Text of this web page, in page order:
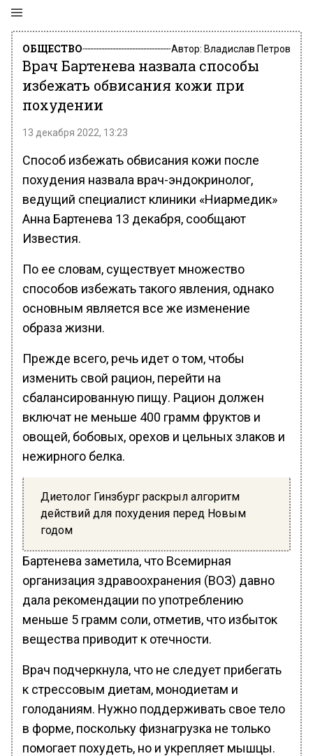
ОБЩЕСТВО Автор: Владислав Петров
Врач Бартенева назвала способы
избежать обвисания кожи при
похудении
13 декабря 2022, 13:23
Способ избежать обвисания кожи после
похудения назвала врач-эндокринолог,
ведущий специалист клиники «Ниармедик»
Анна Бартенева 13 декабря, сообщают
Известия.
По ее словам, существует множество
способов избежать такого явления, однако
основным является все же изменение
образа жизни.
Прежде всего, речь идет о том, чтобы
изменить свой рацион, перейти на
сбалансированную пищу. Рацион должен
включат не меньше 400 грамм фруктов и
овощей, бобовых, орехов и цельных злаков и
нежирного белка.
Диетолог Гинзбург раскрыл алгоритм
действий для похудения перед Новым
годом
Бартенева заметила, что Всемирная
организация здравоохранения (ВОЗ) давно
дала рекомендации по употреблению
меньше 5 грамм соли, отметив, что избыток
вещества приводит к отечности.
Врач подчеркнула, что не следует прибегать
к стрессовым диетам, монодиетам и
голоданиям. Нужно поддерживать свое тело
в форме, поскольку физнагрузка не только
помогает похудеть, но и укрепляет мышцы.